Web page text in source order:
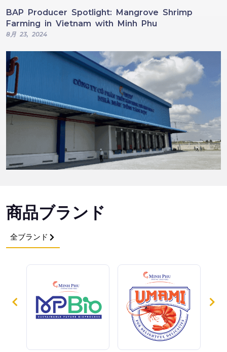
BAP Producer Spotlight: Mangrove Shrimp
Farming in Vietnam with Minh Phu
8月 23, 2024
商品ブランド
全ブランド